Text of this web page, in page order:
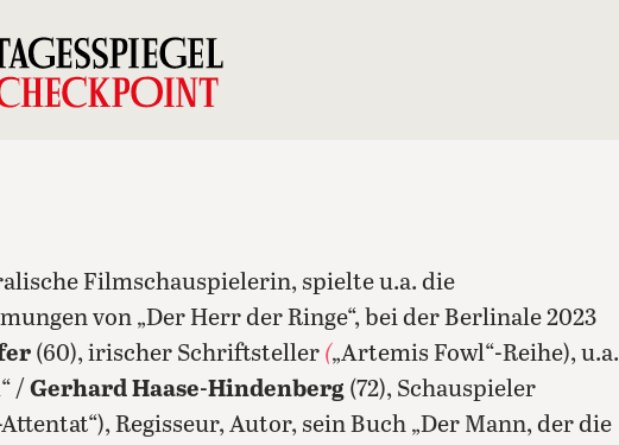
Filmschauspielerin, spielte u.a. die
von „Der Herr der Ringe“, bei der Berlinale 2023
(60), irischer Schriftsteller („Artemis Fowl“-Reihe), u.a.
/ Gerhard Haase-Hindenberg (72), Schauspieler
Regisseur, Autor, sein Buch „Der Mann, der die